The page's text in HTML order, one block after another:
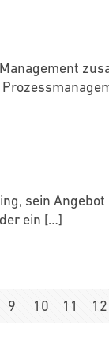
sein
ein […]
9 10 11 12